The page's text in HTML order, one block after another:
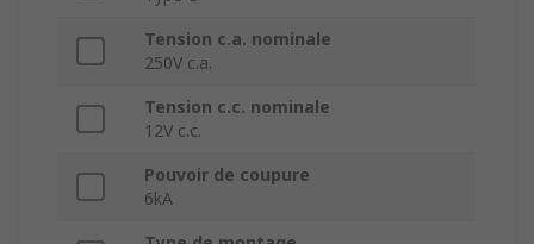
Tension c.a. nominale
250V c.a.
Tension c.c. nominale
12V c.c.
Pouvoir de coupure
6kA